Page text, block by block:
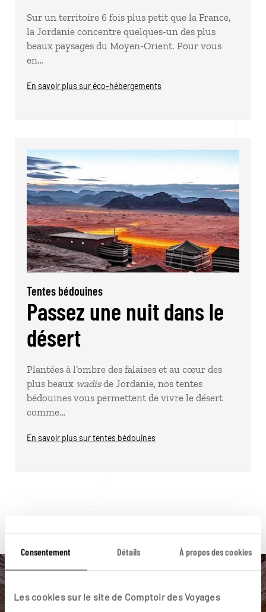
Consentement Détails À propos des cookies
Les cookies sur le site de Comptoir des Voyages
Sur un territoire 6 fois plus petit que la France,
la Jordanie concentre quelques-un des plus
beaux paysages du Moyen-Orient. Pour vous
en…
En savoir plus sur éco-hébergements
Tentes bédouines
Passez une nuit dans le
désert
Plantées à l’ombre des falaises et au cœur des
plus beaux wadisde Jordanie, nos tentes
bédouines vous permettent de vivre le désert
comme…
En savoir plus sur tentes bédouines
Pour aller plus loin
Nos 6 idées de voyage